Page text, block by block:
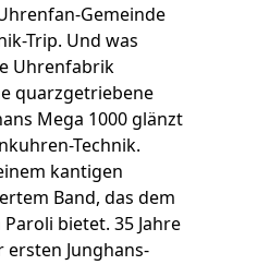
Gemeinde
Trip. Und was
Uhrenfabrik
quarzgetriebene
Mega 1000 glänzt
Technik.
kantigen
Band, das dem
bietet. 35 Jahre
ersten Junghans-